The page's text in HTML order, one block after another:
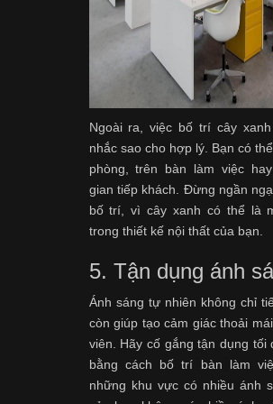
Ngoài ra, việc bố trí cây
nhắc sao cho hợp lý. Bạn có
phòng, trên bàn làm việc
gian tiếp khách. Đừng ngần
bố trí, vì cây xanh có thể là
trong thiết kế nội thất của bạn.
5. Tận dụng ánh
Ánh sáng tự nhiên không chỉ
còn giúp tạo cảm giác thoải
viên. Hãy cố gắng tận dụng tối
bằng cách bố trí bàn làm
những khu vực có nhiều ánh